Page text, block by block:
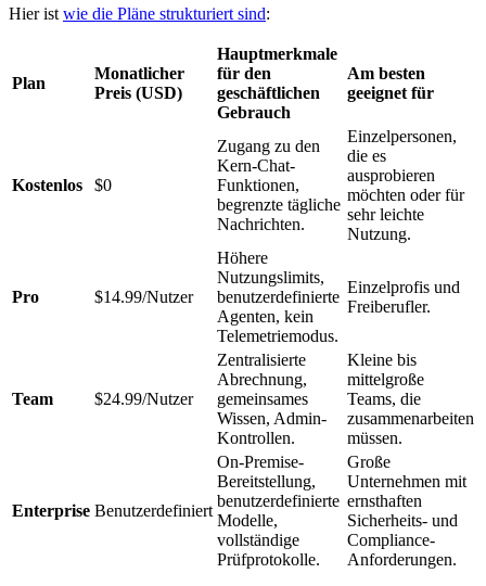
Hier ist wie die Pläne strukturiert sind:
Plan
Monatlicher
Preis (USD)
Hauptmerkmale
für den
geschäftlichen
Gebrauch
Am besten
geeignet für
Kostenlos $0
Zugang zu den
Kern-Chat-
Funktionen,
begrenzte tägliche
Nachrichten.
Einzelpersonen,
die es
ausprobieren
möchten oder für
sehr leichte
Nutzung.
Pro $14.99/Nutzer
Höhere
Nutzungslimits,
benutzerdefinierte
Agenten, kein
Telemetriemodus.
Einzelprofis und
Freiberufler.
Team $24.99/Nutzer
Zentralisierte
Abrechnung,
gemeinsames
Wissen, Admin-
Kontrollen.
Kleine bis
mittelgroße
Teams, die
zusammenarbeiten
müssen.
Enterprise Benutzerdefiniert
On-Premise-
Bereitstellung,
benutzerdefinierte
Modelle,
vollständige
Prüfprotokolle.
Große
Unternehmen mit
ernsthaften
Sicherheits- und
Compliance-
Anforderungen.